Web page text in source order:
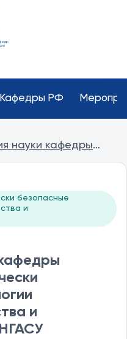
Кафедры РФ
науки кафедры
НГАСУ
безопасные
и
и